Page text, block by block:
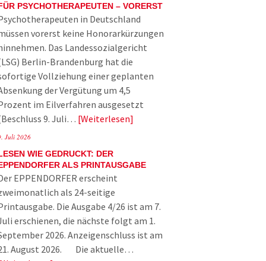
PSYCHOTHERAPEUTEN – VORERST
in Deutschland
vorerst keine Honorarkürzungen
Das Landessozialgericht
Berlin-Brandenburg hat die
Vollziehung einer geplanten
der Vergütung um 4,5
im Eilverfahren ausgesetzt
9. Juli… Weiterlesen
Juli 2026
WIE GEDRUCKT: DER
ALS PRINTAUSGABE
EPPENDORFER erscheint
als 24-seitige
Die Ausgabe 4/26 ist am 7.
erschienen, die nächste folgt am 1.
2026. Anzeigenschluss ist am
August 2026. Die aktuelle…